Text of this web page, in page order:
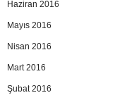
Haziran 2016
Mayıs 2016
Nisan 2016
Mart 2016
Şubat 2016